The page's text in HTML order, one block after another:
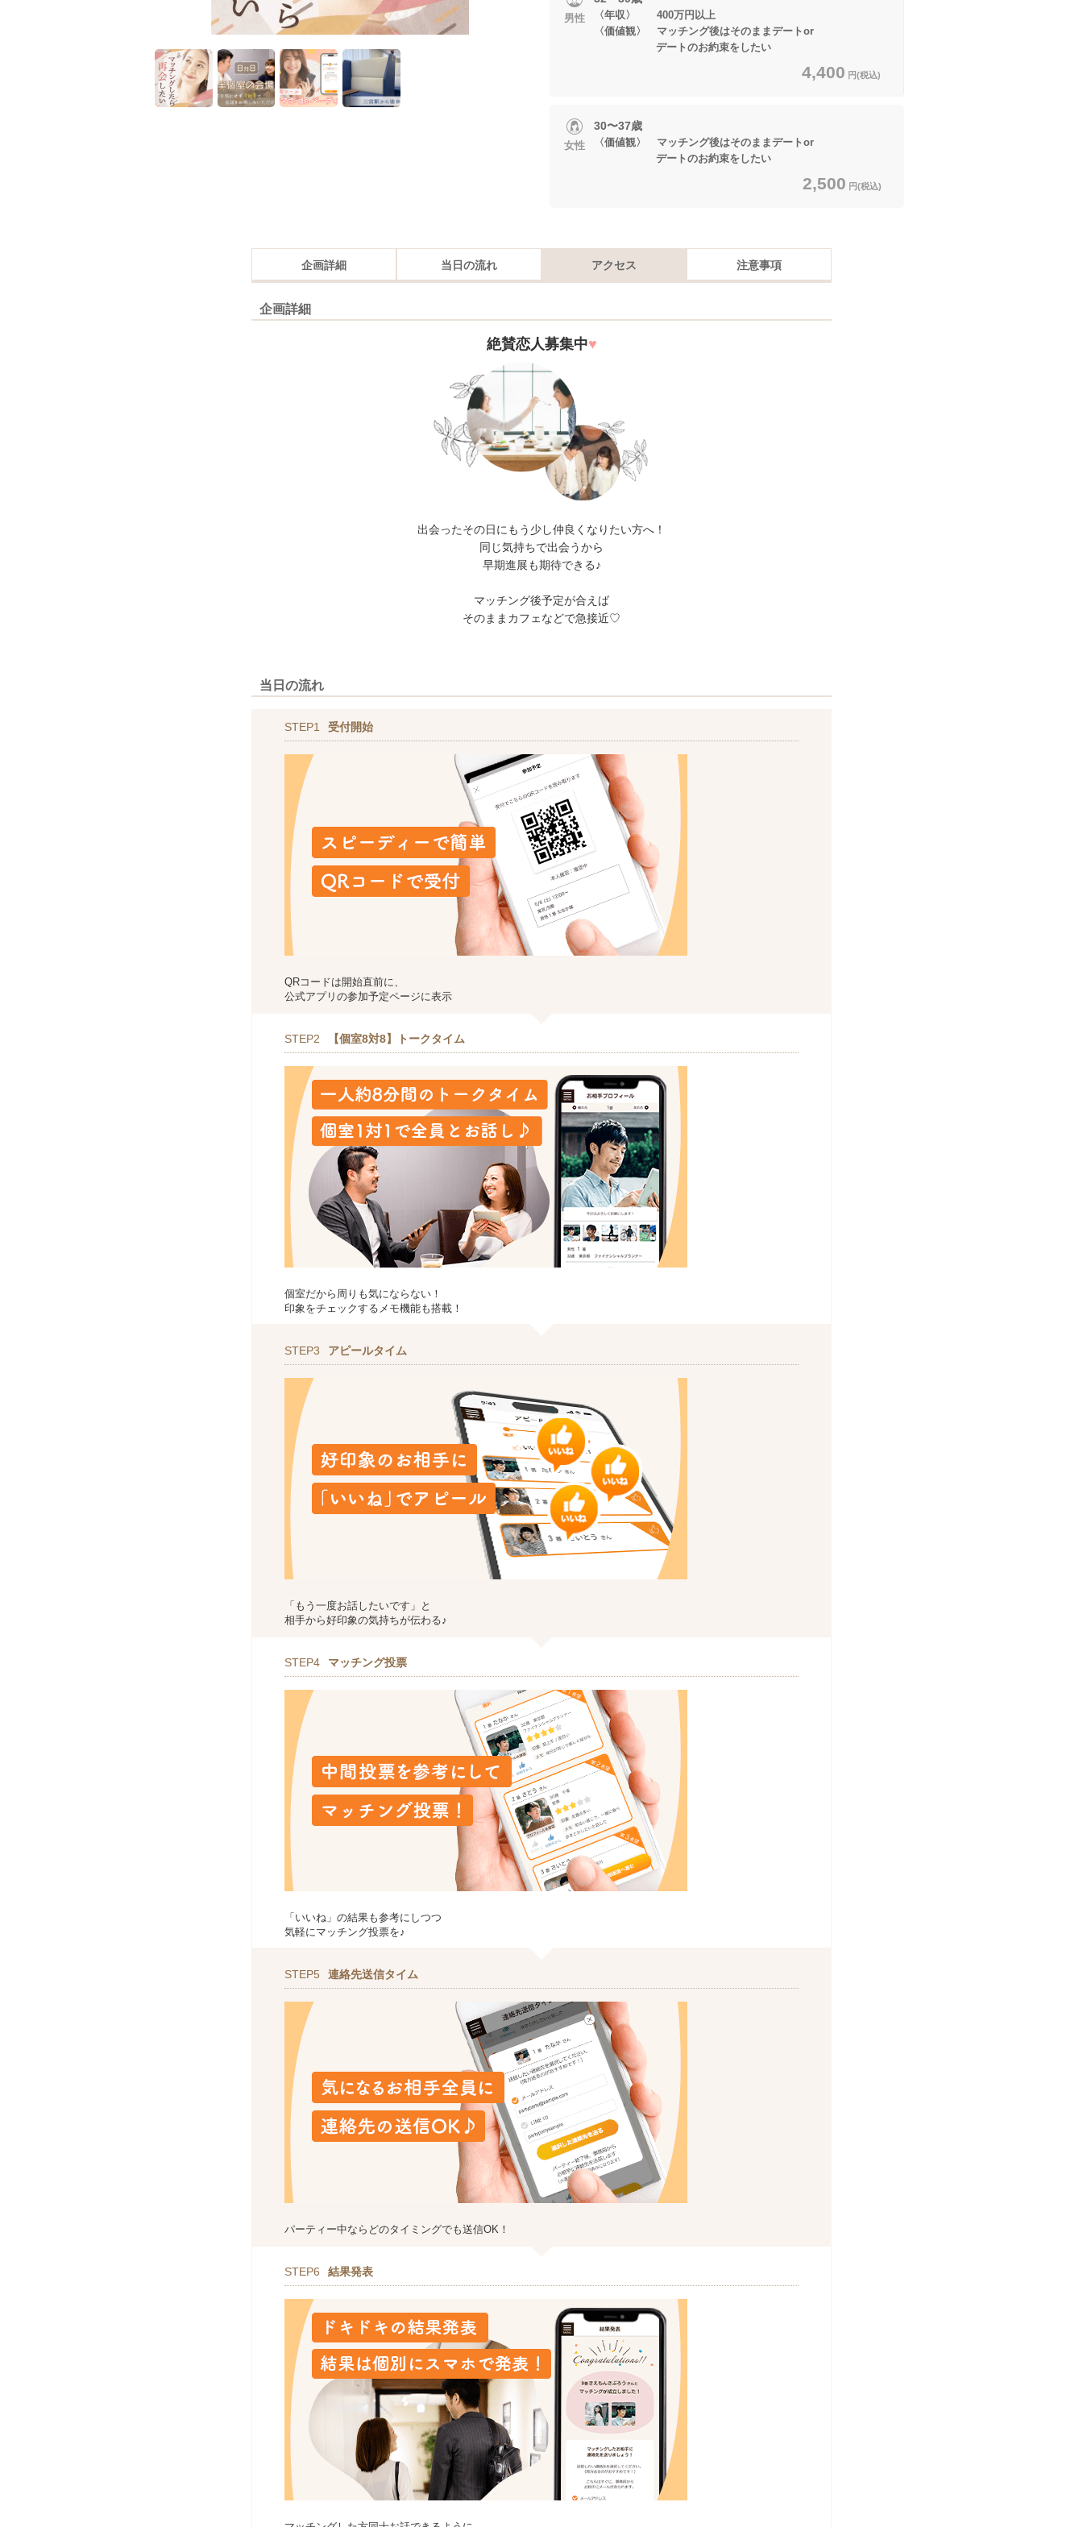
男性
〈年収〉 400万円以上
〈価値観〉 マッチング後はそのままデートor
デートのお約束をしたい
4,400 円(税込)
女性
30〜37歳
〈価値観〉 マッチング後はそのままデートor
デートのお約束をしたい
2,500 円(税込)
企画詳細 当日の流れ アクセス 注意事項
企画詳細
絶賛恋人募集中♥
出会ったその日にもう少し仲良くなりたい方へ！
同じ気持ちで出会うから
早期進展も期待できる♪
マッチング後予定が合えば
そのままカフェなどで急接近♡
当日の流れ
STEP1 受付開始
QRコードは開始直前に、
公式アプリの参加予定ページに表示
STEP2 【個室8対8】トークタイム
個室だから周りも気にならない！
印象をチェックするメモ機能も搭載！
STEP3 アピールタイム
「もう一度お話したいです」と
相手から好印象の気持ちが伝わる♪
STEP4 マッチング投票
「いいね」の結果も参考にしつつ
気軽にマッチング投票を♪
STEP5 連絡先送信タイム
パーティー中ならどのタイミングでも送信OK！
STEP6 結果発表